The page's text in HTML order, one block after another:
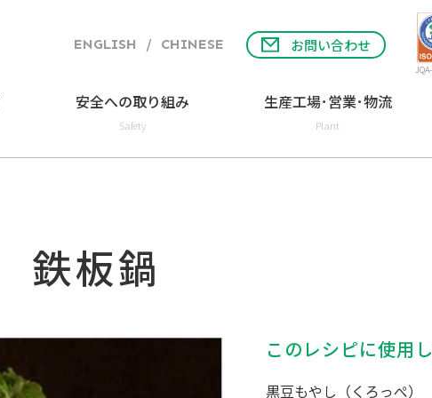
ENGLISH / CHINESE お問い合わせ
安全への取り組み
Safety
生産工場･営業･物流
Plant
鉄板鍋
このレシピに使用
黒豆もやし（くろっぺ）